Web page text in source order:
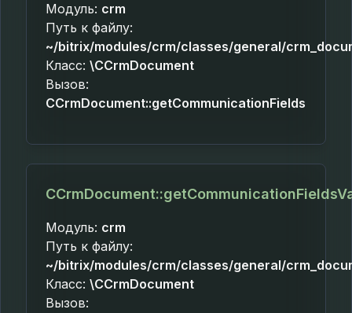
Модуль: crm
Путь к файлу:
~/bitrix/modules/crm/classes/general/
Класс: \CCrmDocument
Вызов:
CCrmDocument::getCommunicationFields
Модуль: crm
Путь к файлу:
~/bitrix/modules/crm/classes/general/
Класс: \CCrmDocument
Вызов: